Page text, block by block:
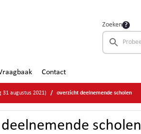
Zoeken
Contact
31 augustus 2021) overzicht deelnemende scholen
scholen